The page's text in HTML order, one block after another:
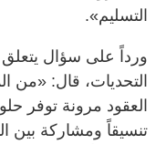
التسليم».
ورداً على سؤال
التحديات، قال: «من
العقود مرونة توفر
تنسيقاً ومشاركة بين